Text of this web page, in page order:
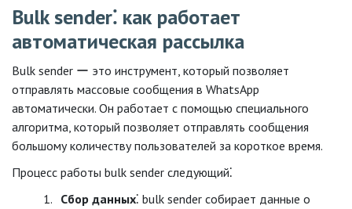
Bulk sender⁚ как работает
автоматическая рассылка
Bulk sender ー это инструмент, который позволяет
отправлять массовые сообщения в WhatsApp
автоматически. Он работает с помощью специального
алгоритма, который позволяет отправлять сообщения
большому количеству пользователей за короткое время.
Процесс работы bulk sender следующий⁚
Сбор данных⁚ bulk sender собирает данные о